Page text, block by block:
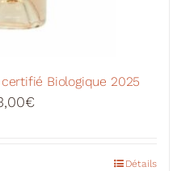
certifié Biologique 2025
€
Détails